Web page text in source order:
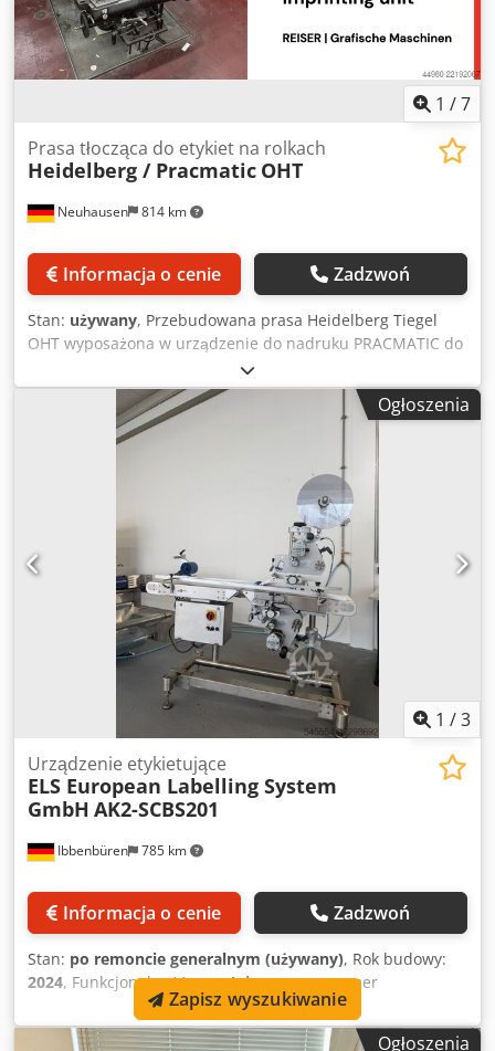
1 /7
Neuhausen 814 km
Prasa tłocząca do etykiet na rolkach
Heidelberg / Pracmatic OHT
Informacja o cenie Zadzwoń
Stan: używany, Przebudowana prasa Heidelberg Tiegel
OHT wyposażona w urządzenie do nadruku PRACMATIC do
nadruku etykiet na rolce. Chedjzgi Tdspfx Al Dsa
Ogłoszenia
1 /3
Ibbenbüren 785 km
Urządzenie etykietujące
ELS European Labelling System
GmbH AK2-SCBS201
Informacja o cenie Zadzwoń
Stan: po remoncie generalnym (używany), Rok budowy:
2024, Funkcjonalność:w pełni sprawny, numer
maszyny/pojazdu: AK2-SCBS201, prąd wejściowy:
Na sprzedaż używana etykieciarka / stanowisko do
Ogłoszenia
Zapisz wyszukiwanie